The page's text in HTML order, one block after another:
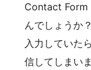
Contact Form
んでしょうか？
入力していた
信してしまいま